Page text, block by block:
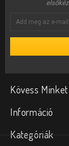
Kövess Minket
Információ
Kategóriák